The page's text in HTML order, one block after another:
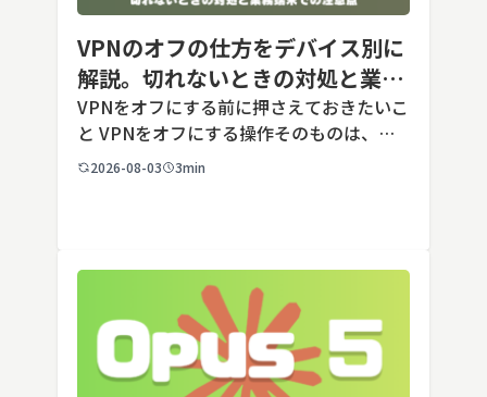
VPNのオフの仕方をデバイス別に
解説。切れないときの対処と業務
端末での注意点
VPNをオフにする前に押さえておきたいこ
と VPNをオフにする操作そのものは、ど
の端末でも数タップから数クリックで完了
2026-08-03 3min